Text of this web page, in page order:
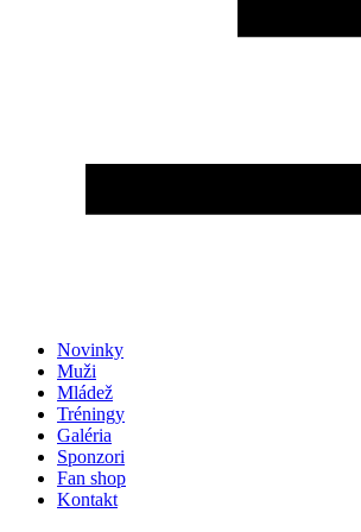
Novinky
Muži
Mládež
Tréningy
Galéria
Sponzori
Fan shop
Kontakt